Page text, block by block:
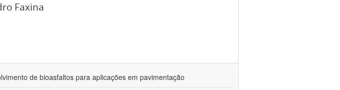
Faxina
de bioasfaltos para aplicações em pavimentação